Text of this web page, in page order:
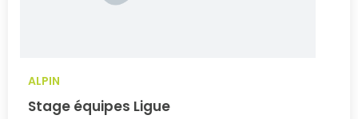
ALPIN
Stage équipes Ligue